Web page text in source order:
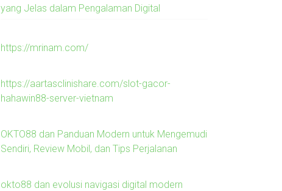
yang Jelas dalam Pengalaman Digital
https://mrinam.com/
https://aartasclinishare.com/slot-gacor-
hahawin88-server-vietnam
OKTO88 dan Panduan Modern untuk Mengemudi
Sendiri, Review Mobil, dan Tips Perjalanan
okto88 dan evolusi navigasi digital modern